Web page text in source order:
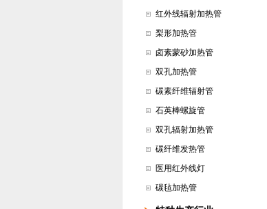
红外线辐射加热管
梨形加热管
卤素蒙砂加热管
双孔加热管
碳素纤维辐射管
石英棒螺旋管
双孔辐射加热管
碳纤维发热管
医用红外线灯
碳毡加热管